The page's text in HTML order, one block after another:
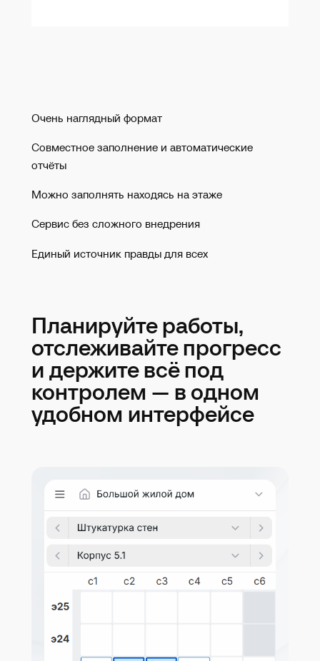
Очень наглядный формат
Совместное заполнение и автоматические
отчёты
Можно заполнять находясь на этаже
Сервис без сложного внедрения
Единый источник правды для всех
Планируйте работы,
отслеживайте прогресс
и держите всё под
контролем — в одном
удобном интерфейсе